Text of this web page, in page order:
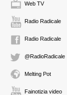
Web TV
Radio Radicale
Radio Radicale
@RadioRadicale
Melting Pot
Fainotizia video